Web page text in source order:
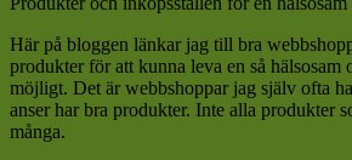
Här på bloggen länkar jag till bra
produkter för att kunna leva en så hälsosam
möjligt. Det är webbshoppar jag själv ofta
anser har bra produkter. Inte alla produkter
många.